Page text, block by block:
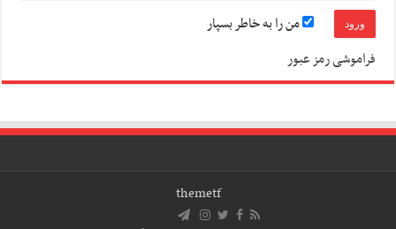
من را به خاطر بسپار
فراموشی رمز عبور
themetf